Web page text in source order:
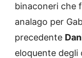
binaconeri che
analago per
precedente
eloquente